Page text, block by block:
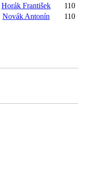
Horák František
110
Novák Antonín
110